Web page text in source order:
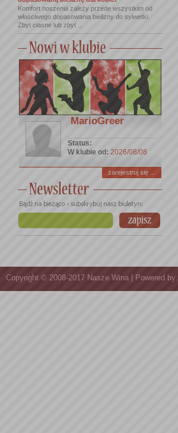
Komfort noszenia zależy przede wszystkim od
właściwego dopasowania bielizny do sylwetki.
Zbyt ciasne lub zbyt ...
MarioGreer
Status:
W klubie od: 2026/08/08
zarejestruj się ...
Copyright © 2008-2017 Nasze Wina | Powered by: